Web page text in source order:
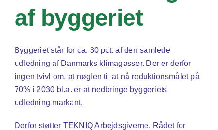
af byggeriet
Byggeriet står for ca. 30 pct. af den samlede
udledning af Danmarks klimagasser. Der er derfor
ingen tvivl om, at nøglen til at nå reduktionsmålet på
70% i 2030 bl.a. er at nedbringe byggeriets
udledning markant.
Derfor støtter TEKNIQ Arbejdsgiverne, Rådet for